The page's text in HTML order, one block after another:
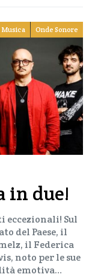
Musica Onde Sonore
in due!
eccezionali! Sul
del Paese, il
il Federica
noto per le sue
emotiva…